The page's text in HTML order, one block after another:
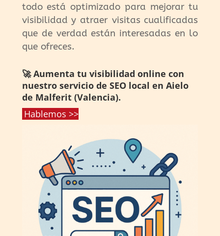
todo está optimizado para mejorar tu
visibilidad y atraer visitas cualificadas
que de verdad están interesadas en lo
que ofreces.
🚀 Aumenta tu visibilidad online con
nuestro servicio de SEO local en Aielo
de Malferit (Valencia).
Hablemos >>